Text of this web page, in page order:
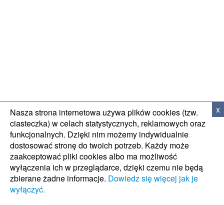
Nasza strona internetowa używa plików cookies (tzw.
ciasteczka) w celach statystycznych, reklamowych oraz
funkcjonalnych. Dzięki nim możemy indywidualnie
dostosować stronę do twoich potrzeb. Każdy może
zaakceptować pliki cookies albo ma możliwość
wyłączenia ich w przeglądarce, dzięki czemu nie będą
zbierane żadne informacje. Dowiedz się więcej jak je
wyłączyć.
x